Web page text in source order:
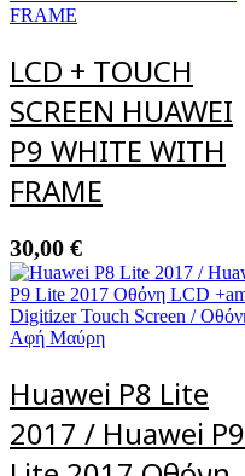
LCD + TOUCH
SCREEN HUAWEI
P9 WHITE WITH
FRAME
30,00 €
Huawei P8 Lite
2017 / Huawei P9